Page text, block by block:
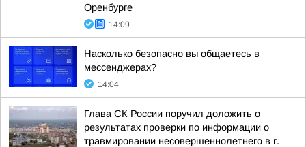
Оренбурге
14:09
Насколько безопасно вы общаетесь в
мессенджерах?
14:04
Глава СК России поручил доложить о
результатах проверки по информации о
травмировании несовершеннолетнего в г.